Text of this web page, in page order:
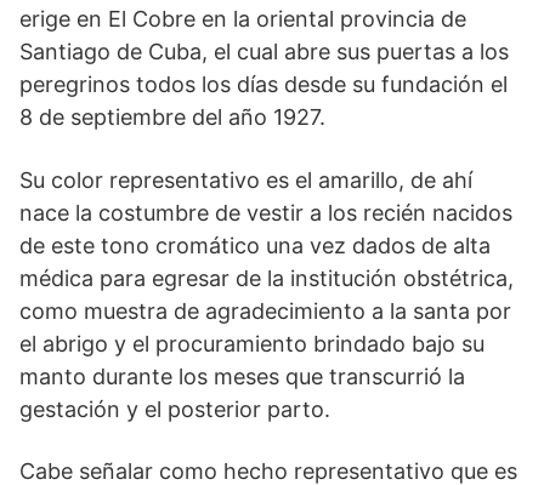
erige en El Cobre en la oriental provincia de
Santiago de Cuba, el cual abre sus puertas a los
peregrinos todos los días desde su fundación el
8 de septiembre del año 1927.
Su color representativo es el amarillo, de ahí
nace la costumbre de vestir a los recién nacidos
de este tono cromático una vez dados de alta
médica para egresar de la institución obstétrica,
como muestra de agradecimiento a la santa por
el abrigo y el procuramiento brindado bajo su
manto durante los meses que transcurrió la
gestación y el posterior parto.
Cabe señalar como hecho representativo que es